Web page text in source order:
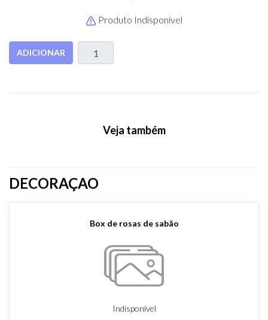
Produto Indisponível
ADICIONAR
Veja também
DECORAÇAO
Box de rosas de sabão
Indisponível